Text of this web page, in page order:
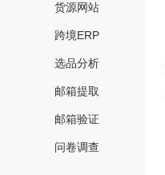
货源网站
跨境ERP
选品分析
邮箱提取
邮箱验证
问卷调查